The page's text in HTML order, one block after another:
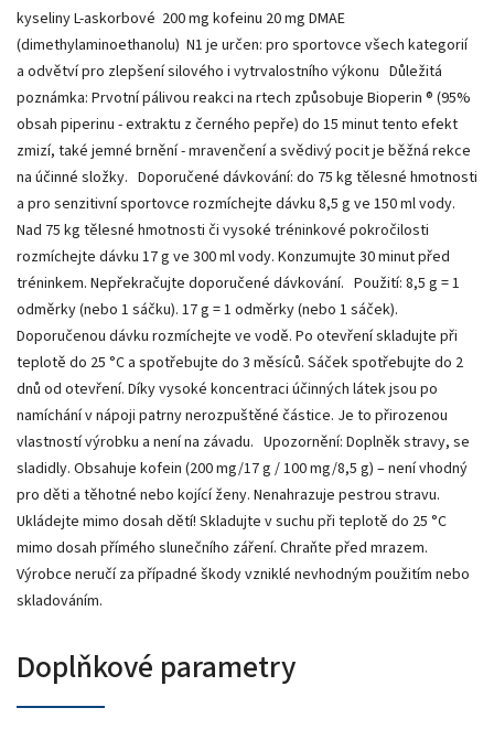
kyseliny L-askorbové 200 mg kofeinu 20 mg DMAE
(dimethylaminoethanolu) N1 je určen: pro sportovce všech kategorií
a odvětví pro zlepšení silového i vytrvalostního výkonu Důležitá
poznámka: Prvotní pálivou reakci na rtech způsobuje Bioperin ® (95%
obsah piperinu - extraktu z černého pepře) do 15 minut tento efekt
zmizí, také jemné brnění - mravenčení a svědivý pocit je běžná rekce
na účinné složky. Doporučené dávkování: do 75 kg tělesné hmotnosti
a pro senzitivní sportovce rozmíchejte dávku 8,5 g ve 150 ml vody.
Nad 75 kg tělesné hmotnosti či vysoké tréninkové pokročilosti
rozmíchejte dávku 17 g ve 300 ml vody. Konzumujte 30 minut před
tréninkem. Nepřekračujte doporučené dávkování. Použití: 8,5 g = 1
odměrky (nebo 1 sáčku). 17 g = 1 odměrky (nebo 1 sáček).
Doporučenou dávku rozmíchejte ve vodě. Po otevření skladujte při
teplotě do 25 °C a spotřebujte do 3 měsíců. Sáček spotřebujte do 2
dnů od otevření. Díky vysoké koncentraci účinných látek jsou po
namíchání v nápoji patrny nerozpuštěné částice. Je to přirozenou
vlastností výrobku a není na závadu. Upozornění: Doplněk stravy, se
sladidly. Obsahuje kofein (200 mg/17 g / 100 mg/8,5 g) – není vhodný
pro děti a těhotné nebo kojící ženy. Nenahrazuje pestrou stravu.
Ukládejte mimo dosah dětí! Skladujte v suchu při teplotě do 25 °C
mimo dosah přímého slunečního záření. Chraňte před mrazem.
Výrobce neručí za případné škody vzniklé nevhodným použitím nebo
skladováním.
Doplňkové parametry